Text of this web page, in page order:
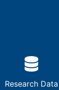
Research Data